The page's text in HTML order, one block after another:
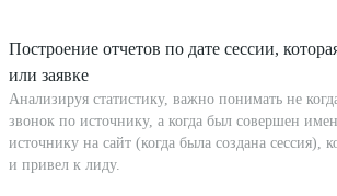
Построение отчетов по дате сессии,
или заявке
Анализируя статистику, важно понимать не
звонок по источнику, а когда был совершен
источнику на сайт (когда была создана сессия),
и привел к лиду.